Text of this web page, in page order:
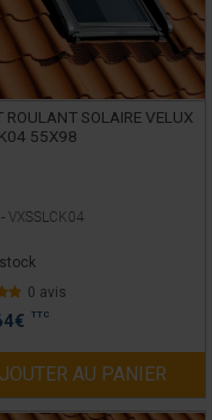
ROULANT SOLAIRE VELUX
55X98
VXSSLCK04
0 avis
€ TTC
AU PANIER